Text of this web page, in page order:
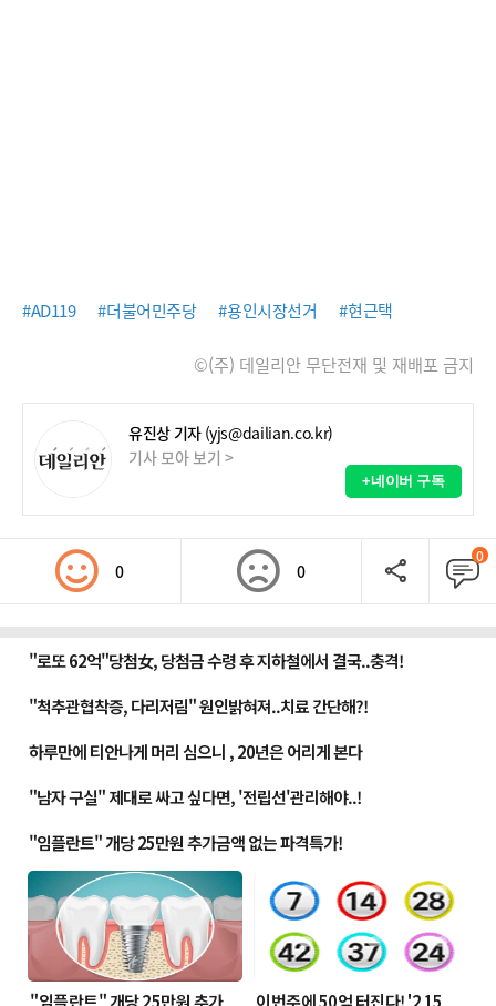
#AD119 #더불어민주당 #용인시장선거 #현근택
©(주) 데일리안 무단전재 및 재배포 금지
유진상 기자 (yjs@dailian.co.kr)
기사 모아 보기 >
+네이버 구독
0 0
0